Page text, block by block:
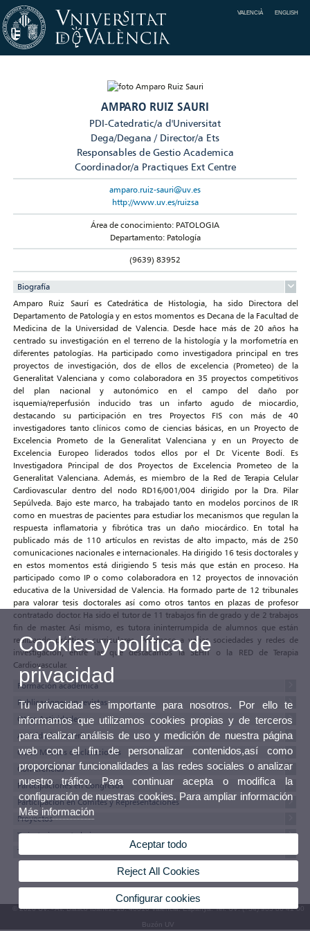
VALENCIÀ ENGLISH
AMPARO RUIZ SAURI
PDI-Catedratic/a d'Universitat
Dega/Degana / Director/a Ets
Responsables de Gestio Academica
Coordinador/a Practiques Ext Centre
amparo.ruiz-sauri@uv.es
http://www.uv.es/ruizsa
Área de conocimiento: PATOLOGIA
Departamento: Patología
(9639) 83952
Biografía
Amparo Ruiz Saurí es Catedrática de Histologia, ha sido Directora del
Departamento de Patología y en estos momentos es Decana de la Facultad de
Medicina de la Universidad de Valencia. Desde hace más de 20 años ha
centrado su investigación en el terreno de la histología y la morfometría en
diferentes patologías. Ha participado como investigadora principal en tres
proyectos de investigación, dos de ellos de excelencia (Prometeo) de la
Generalitat Valenciana y como colaboradora en 35 proyectos competitivos
del plan nacional y autonómico en el campo del daño por
isquemia/reperfusión inducido tras un infarto agudo de miocardio,
destacando su participación en tres Proyectos FIS con más de 40
investigadores tanto clínicos como de ciencias básicas, en un Proyecto de
Excelencia Prometo de la Generalitat Valenciana y en un Proyecto de
Excelencia Europeo liderados todos ellos por el Dr. Vicente Bodí. Es
Investigadora Principal de dos Proyectos de Excelencia Prometeo de la
Generalitat Valenciana. Además, es miembro de la Red de Terapia Celular
Cardiovascular dentro del nodo RD16/001/004 dirigido por la Dra. Pilar
Sepúlveda. Bajo este marco, ha trabajado tanto en modelos porcinos de IR
como en muestras de pacientes para estudiar los mecanismos que regulan la
respuesta inflamatoria y fibrótica tras un daño miocárdico. En total ha
publicado más de 110 artículos en revistas de alto impacto, más de 250
comunicaciones nacionales e internacionales. Ha dirigido 16 tesis doctorales y
en estos momentos está dirigiendo 5 tesis más que están en proceso. Ha
participado como IP o como colaboradora en 12 proyectos de innovación
educativa de la Universidad de Valencia. Ha formado parte de 12 tribunales
para valorar tesis doctorales así como otros tantos en plazas de profesor
contratado doctor. Ha sido el tutor de 11 trabajos fin de grado y de 2 trabajos
fin de master. Así mismo, es tutora ininterrumpida de alumnos que están
realizando prácticas curriculares. Pertenece a varias sociedades y redes de
investigación, entre las que destacamos la SEHIT o la RED de Terapia
Cardiovascular.
Formación académica
Publicaciones en revistas
Otras Actividades
Actividades anteriores
Otros Méritos o aclaraciones
Conferencias
Participaciones en Congresos
Participación en Comités y Representaciones
Proyectos
Tesis, tesinas y trabajos
Textos del currículum
© 2026 UV. - Av. Blasco Ibáñez, 13. 46010 València. Espanya. Tel. UV: (+34) 963 86 41 00
Buzón UV
Cookies y política de
privacidad
Tu privacidad es importante para nosotros. Por ello te
informamos que utilizamos cookies propias y de terceros
para realizar análisis de uso y medición de nuestra página
web con el fin de personalizar contenidos,así como
proporcionar funcionalidades a las redes sociales o analizar
nuestro tráfico. Para continuar acepta o modifica la
configuración de nuestras cookies. Para ampliar información
Más información
Aceptar todo
Reject All Cookies
Configurar cookies